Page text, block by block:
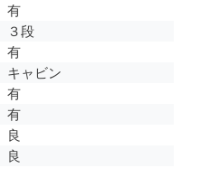
有
３段
有
キャビン
有
有
良
良